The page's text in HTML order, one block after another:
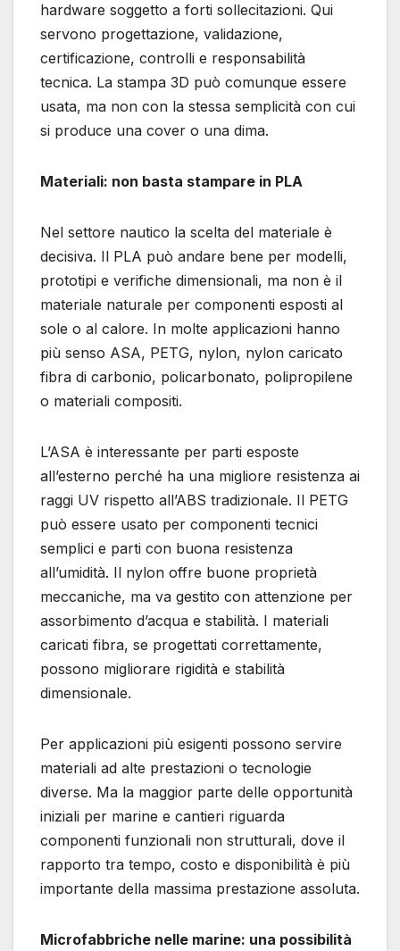
hardware soggetto a forti sollecitazioni. Qui
servono progettazione, validazione,
certificazione, controlli e responsabilità
tecnica. La stampa 3D può comunque essere
usata, ma non con la stessa semplicità con cui
si produce una cover o una dima.
Materiali: non basta stampare in PLA
Nel settore nautico la scelta del materiale è
decisiva. Il PLA può andare bene per modelli,
prototipi e verifiche dimensionali, ma non è il
materiale naturale per componenti esposti al
sole o al calore. In molte applicazioni hanno
più senso ASA, PETG, nylon, nylon caricato
fibra di carbonio, policarbonato, polipropilene
o materiali compositi.
L’ASA è interessante per parti esposte
all’esterno perché ha una migliore resistenza ai
raggi UV rispetto all’ABS tradizionale. Il PETG
può essere usato per componenti tecnici
semplici e parti con buona resistenza
all’umidità. Il nylon offre buone proprietà
meccaniche, ma va gestito con attenzione per
assorbimento d’acqua e stabilità. I materiali
caricati fibra, se progettati correttamente,
possono migliorare rigidità e stabilità
dimensionale.
Per applicazioni più esigenti possono servire
materiali ad alte prestazioni o tecnologie
diverse. Ma la maggior parte delle opportunità
iniziali per marine e cantieri riguarda
componenti funzionali non strutturali, dove il
rapporto tra tempo, costo e disponibilità è più
importante della massima prestazione assoluta.
Microfabbriche nelle marine: una possibilità